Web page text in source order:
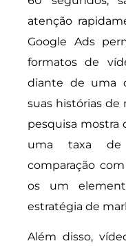
atenção
Google Ads
formatos de
diante de uma
suas histórias de
pesquisa mostra
uma taxa de
comparação
os um
estratégia de
Além disso,